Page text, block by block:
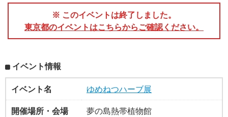
※ このイベントは終了しました。
東京都のイベントはこちらからご確認ください。
イベント情報
イベント名
ゆめねつハーブ展
開催場所・会場
夢の島熱帯植物館